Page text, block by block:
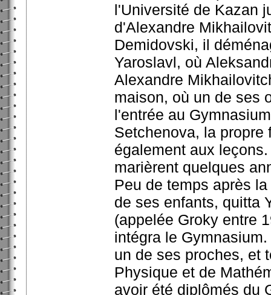
l'Université de Kazan
d'Alexandre
Demidovski, il
Yaroslavl, où
Alexandre
maison, où un de ses
l'entrée au
Setchenova, la propre
également aux
marièrent quelques
Peu de temps après
de ses enfants, quitta
(appelée Groky entre
intégra le
un de ses proches, et
Physique et de
avoir été diplômés du